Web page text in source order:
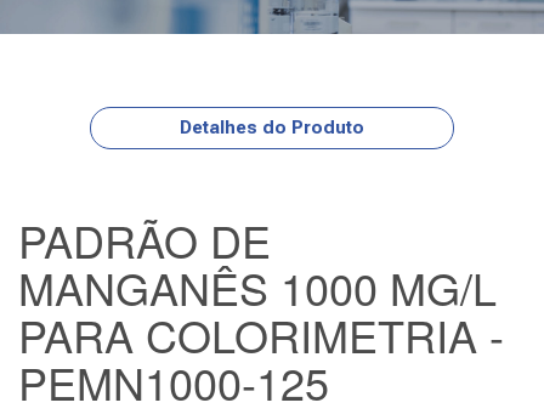
Detalhes do Produto
PADRÃO DE
MANGANÊS 1000 MG/L
PARA COLORIMETRIA -
PEMN1000-125